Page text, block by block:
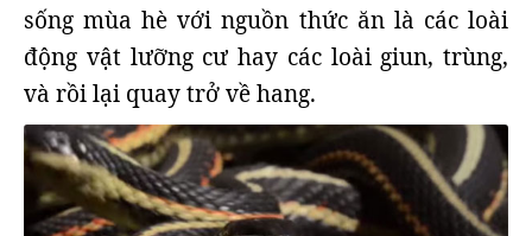
sống mùa hè với nguồn thức ăn là các loài
động vật lưỡng cư hay các loài giun, trùng,
và rồi lại quay trở về hang.